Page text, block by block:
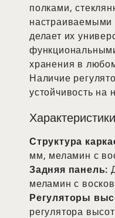
полками,
настраиваемыми
делает их
хранения в
Наличие
устойчивость на
Характеристики
Структура
мм, меламин с
Задняя панель:
меламин с
Регуляторы
регулятора